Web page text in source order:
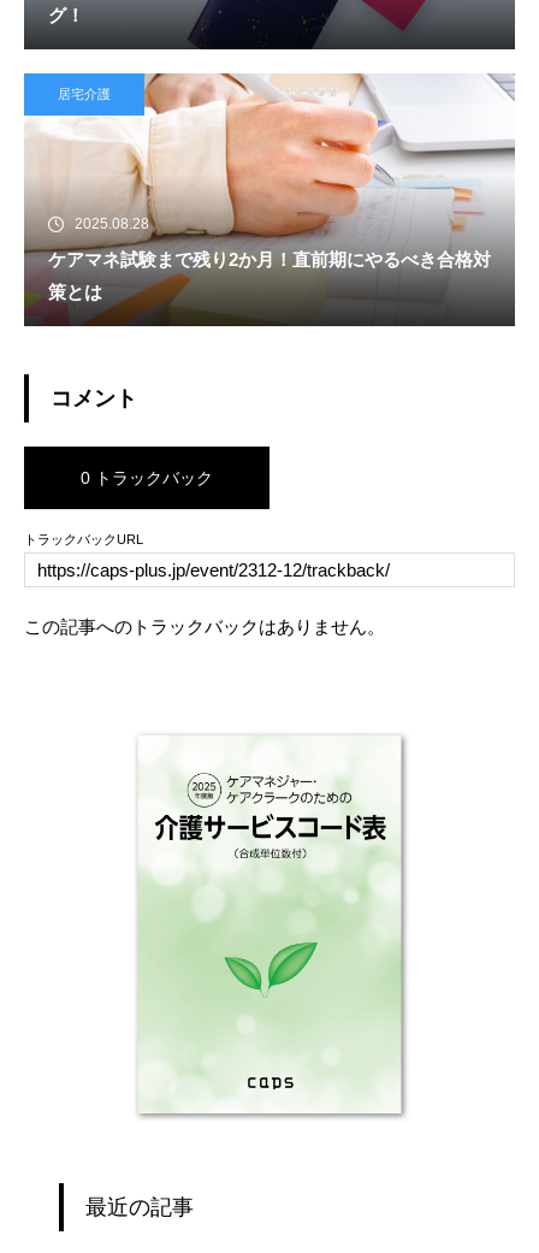
グ！
居宅介護
2025.08.28
ケアマネ試験まで残り2か月！直前期にやるべき合格対
策とは
コメント
0 トラックバック
トラックバックURL
この記事へのトラックバックはありません。
最近の記事